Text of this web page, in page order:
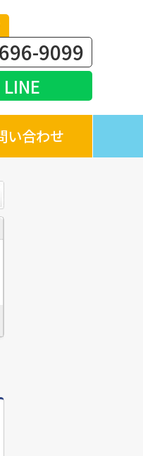
9099
LINE
い合わせ